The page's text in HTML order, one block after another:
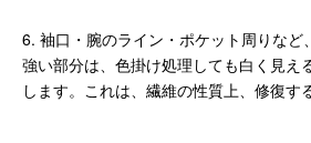
6. 袖口・腕のライン・ポケット周りなど
強い部分は、色掛け処理しても白く見え
します。これは、繊維の性質上、修復す